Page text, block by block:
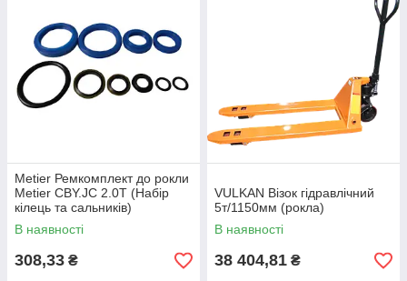
Metier Ремкомплект до рокли
Metier CBY.JC 2.0T (Набір
кілець та сальників)
В наявності
308,33 ₴
VULKAN Візок гідравлічний
5т/1150мм (рокла)
В наявності
38 404,81 ₴